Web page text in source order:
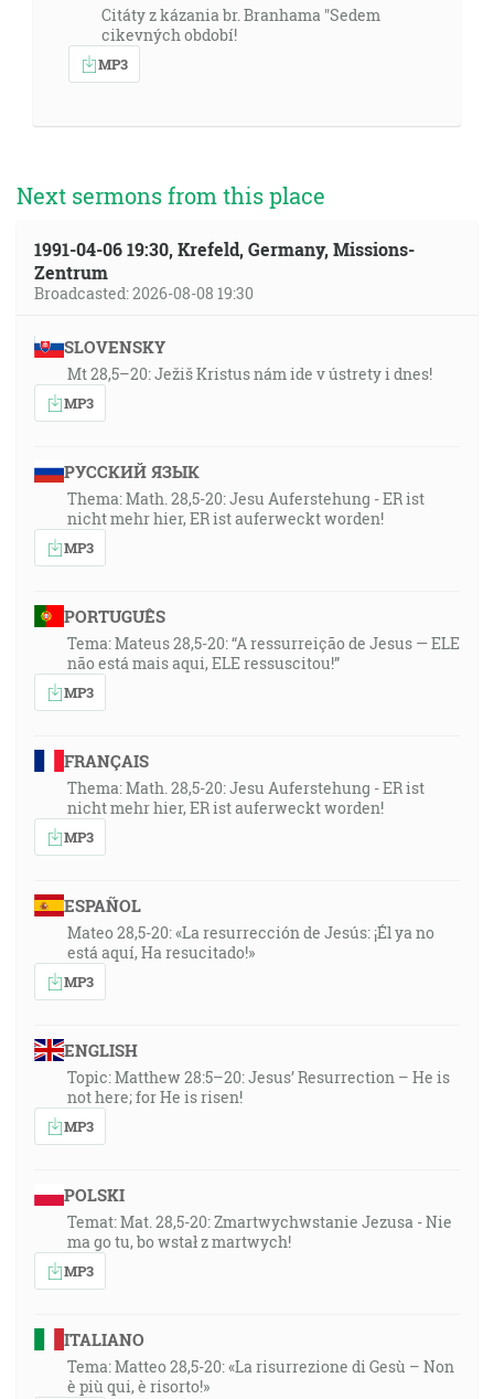
Citáty z kázania br. Branhama "Sedem
cikevných období!
MP3
Next sermons from this place
1991-04-06 19:30, Krefeld, Germany, Missions-
Zentrum
Broadcasted: 2026-08-08 19:30
SLOVENSKY
Mt 28,5–20: Ježiš Kristus nám ide v ústrety i dnes!
MP3
РУССКИЙ ЯЗЫК
Thema: Math. 28,5-20: Jesu Auferstehung - ER ist
nicht mehr hier, ER ist auferweckt worden!
MP3
PORTUGUÊS
Tema: Mateus 28,5-20: “A ressurreição de Jesus — ELE
não está mais aqui, ELE ressuscitou!”
MP3
FRANÇAIS
Thema: Math. 28,5-20: Jesu Auferstehung - ER ist
nicht mehr hier, ER ist auferweckt worden!
MP3
ESPAÑOL
Mateo 28,5-20: «La resurrección de Jesús: ¡Él ya no
está aquí, Ha resucitado!»
MP3
ENGLISH
Topic: Matthew 28:5–20: Jesus’ Resurrection – He is
not here; for He is risen!
MP3
POLSKI
Temat: Mat. 28,5-20: Zmartwychwstanie Jezusa - Nie
ma go tu, bo wstał z martwych!
MP3
ITALIANO
Tema: Matteo 28,5-20: «La risurrezione di Gesù – Non
è più qui, è risorto!»